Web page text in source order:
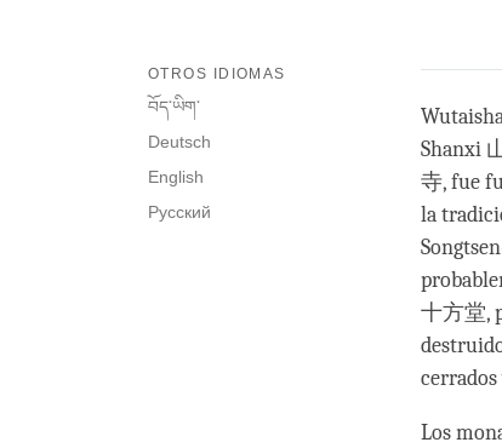
OTROS IDIOMAS
བོད་ཡིག་
Deutsch
English
Русский
Shanxi
寺, fue
la
十方堂,
Los